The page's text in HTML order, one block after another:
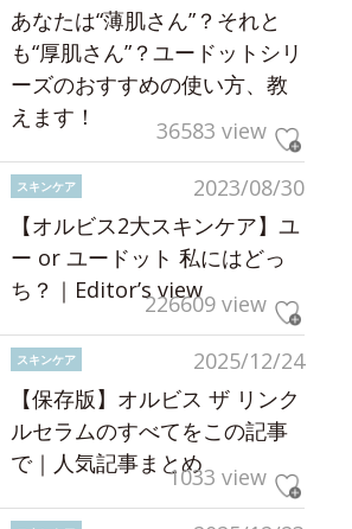
あなたは“薄肌さん”？それと
も“厚肌さん”？ユードットシリ
ーズのおすすめの使い方、教
えます！
36583 view
2023/08/30
スキンケア
【オルビス2大スキンケア】ユ
ー or ユードット 私にはどっ
ち？｜Editor’s view226609 view
2025/12/24
スキンケア
【保存版】オルビス ザ リンク
ルセラムのすべてをこの記事
で｜人気記事まとめ1033 view